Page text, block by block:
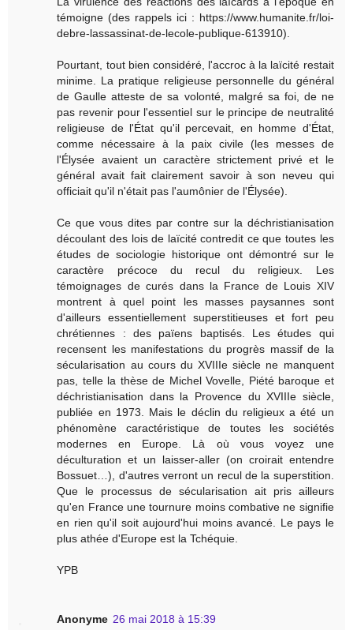
témoigne (des rappels ici : https://www.humanite.fr/loi-
debre-lassassinat-de-lecole-publique-613910).
Pourtant, tout bien considéré, l'accroc à la laïcité restait
minime. La pratique religieuse personnelle du général
de Gaulle atteste de sa volonté, malgré sa foi, de ne
pas revenir pour l'essentiel sur le principe de neutralité
religieuse de l'État qu'il percevait, en homme d'État,
comme nécessaire à la paix civile (les messes de
l'Élysée avaient un caractère strictement privé et le
général avait fait clairement savoir à son neveu qui
officiait qu'il n'était pas l'aumônier de l'Élysée).
Ce que vous dites par contre sur la déchristianisation
découlant des lois de laïcité contredit ce que toutes les
études de sociologie historique ont démontré sur le
caractère précoce du recul du religieux. Les
témoignages de curés dans la France de Louis XIV
montrent à quel point les masses paysannes sont
d'ailleurs essentiellement superstitieuses et fort peu
chrétiennes : des païens baptisés. Les études qui
recensent les manifestations du progrès massif de la
sécularisation au cours du XVIIIe siècle ne manquent
pas, telle la thèse de Michel Vovelle, Piété baroque et
déchristianisation dans la Provence du XVIIIe siècle,
publiée en 1973. Mais le déclin du religieux a été un
phénomène caractéristique de toutes les sociétés
modernes en Europe. Là où vous voyez une
déculturation et un laisser-aller (on croirait entendre
Bossuet…), d'autres verront un recul de la superstition.
Que le processus de sécularisation ait pris ailleurs
qu'en France une tournure moins combative ne signifie
en rien qu'il soit aujourd'hui moins avancé. Le pays le
plus athée d'Europe est la Tchéquie.
YPB
Anonyme 26 mai 2018 à 15:39